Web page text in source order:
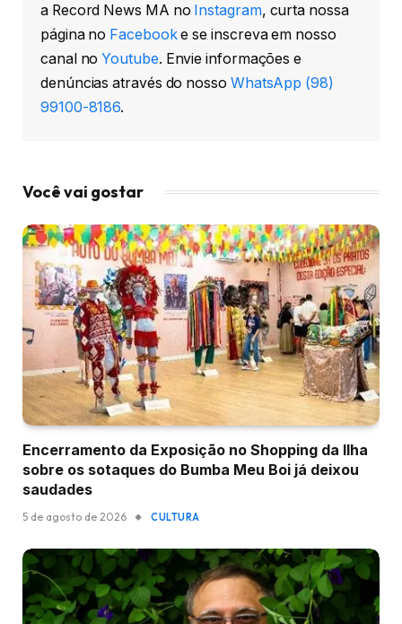
a Record News MA no Instagram, curta nossa
página no Facebooke se inscreva em nosso
canal noYoutube. Envie informações e
denúncias através do nosso WhatsApp (98)
99100-8186.
Você vai gostar
Encerramento da Exposição no Shopping da Ilha
sobre os sotaques do Bumba Meu Boi já deixou
saudades
5 de agosto de 2026 CULTURA